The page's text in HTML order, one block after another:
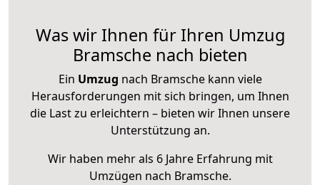
Was wir Ihnen für Ihren Umzug
Bramsche nach bieten
Ein Umzug nach Bramsche kann viele
Herausforderungen mit sich bringen, um Ihnen
die Last zu erleichtern – bieten wir Ihnen unsere
Unterstützung an.
Wir haben mehr als 6 Jahre Erfahrung mit
Umzügen nach Bramsche.